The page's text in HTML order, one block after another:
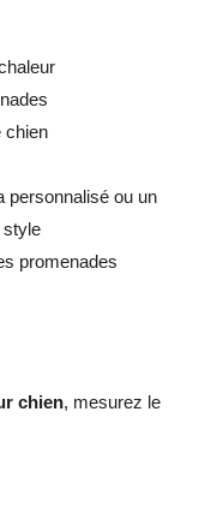
chien
personnaliséou un
promenades
chien, mesurez le